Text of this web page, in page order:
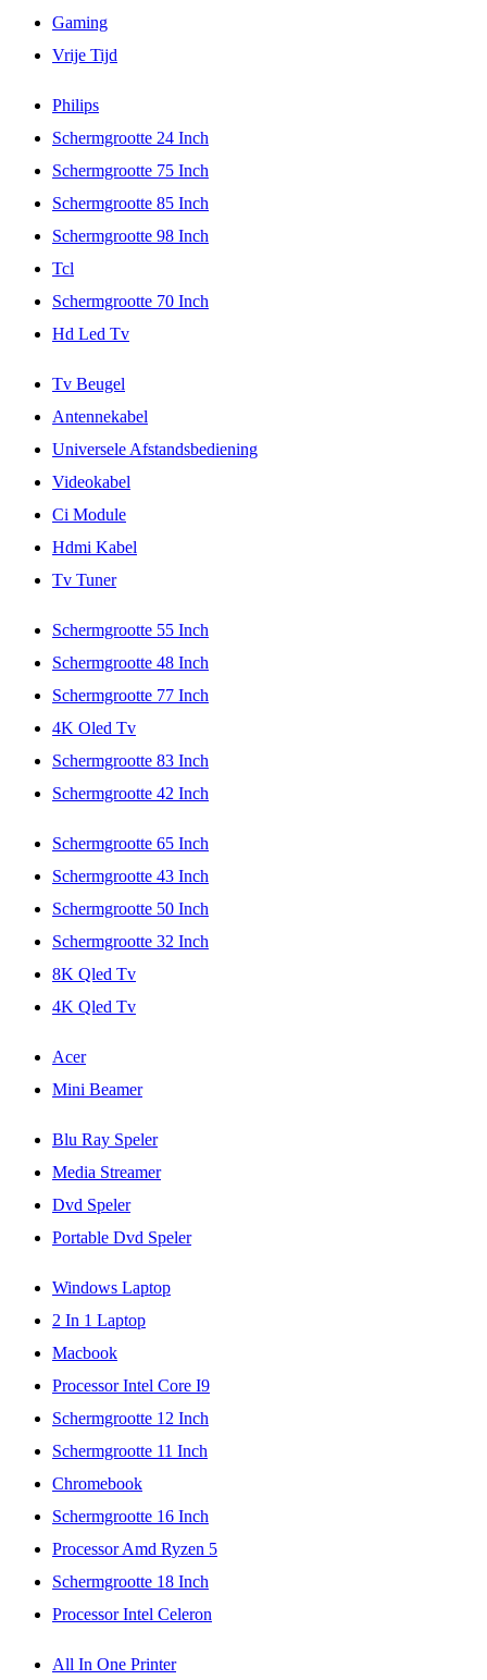
Gaming
Vrije Tijd
Philips
Schermgrootte 24 Inch
Schermgrootte 75 Inch
Schermgrootte 85 Inch
Schermgrootte 98 Inch
Tcl
Schermgrootte 70 Inch
Hd Led Tv
Tv Beugel
Antennekabel
Universele Afstandsbediening
Videokabel
Ci Module
Hdmi Kabel
Tv Tuner
Schermgrootte 55 Inch
Schermgrootte 48 Inch
Schermgrootte 77 Inch
4K Oled Tv
Schermgrootte 83 Inch
Schermgrootte 42 Inch
Schermgrootte 65 Inch
Schermgrootte 43 Inch
Schermgrootte 50 Inch
Schermgrootte 32 Inch
8K Qled Tv
4K Qled Tv
Acer
Mini Beamer
Blu Ray Speler
Media Streamer
Dvd Speler
Portable Dvd Speler
Windows Laptop
2 In 1 Laptop
Macbook
Processor Intel Core I9
Schermgrootte 12 Inch
Schermgrootte 11 Inch
Chromebook
Schermgrootte 16 Inch
Processor Amd Ryzen 5
Schermgrootte 18 Inch
Processor Intel Celeron
All In One Printer